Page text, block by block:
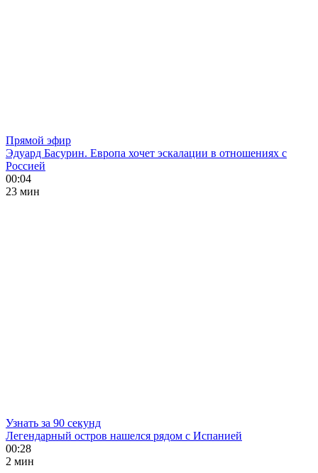
Прямой эфир
Эдуард Басурин. Европа хочет эскалации в отношениях с
Россией
00:04
23 мин
Узнать за 90 секунд
Легендарный остров нашелся рядом с Испанией
00:28
2 мин